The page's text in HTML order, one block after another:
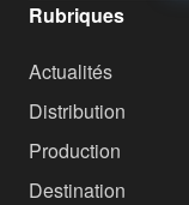
Rubriques
Actualités
Distribution
Production
Destination